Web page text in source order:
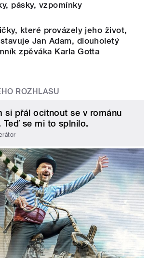
pásky, vzpomínky
které provázely jeho život,
Jan Adam, dlouholetý
zpěváka Karla Gotta
ROZHLASU
si přál ocitnout se v románu
Teď se mi to splnilo.